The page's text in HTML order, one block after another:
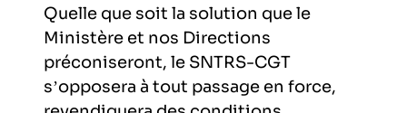
Quelle que soit la solution que le
Ministère et nos Directions
préconiseront, le SNTRS-CGT
s’opposera à tout passage en force,